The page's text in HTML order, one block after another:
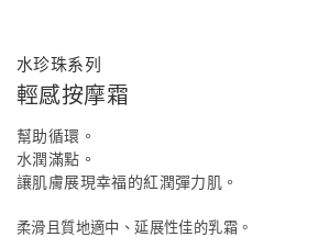
水珍珠系列
輕感按摩霜
幫助循環。
水潤滿點。
讓肌膚展現幸福的紅潤彈力肌。
柔滑且質地適中、延展性佳的乳霜。